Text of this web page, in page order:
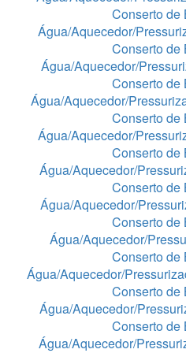
Conserto de
Água/Aquecedor/
Conserto de
Água/Aquecedor/
Conserto de
Água/Aquecedor/
Conserto de
Água/Aquecedor/
Conserto de
Água/Aquecedor/
Conserto de
Água/Aquecedor/
Conserto de
Água/Aquecedor/
Conserto de
Água/Aquecedor/
Conserto de
Água/Aquecedor/
Conserto de
Água/Aquecedor/